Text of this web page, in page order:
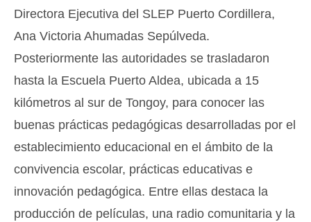
Directora Ejecutiva del SLEP Puerto Cordillera,
Ana Victoria Ahumadas Sepúlveda.
Posteriormente las autoridades se trasladaron
hasta la Escuela Puerto Aldea, ubicada a 15
kilómetros al sur de Tongoy, para conocer las
buenas prácticas pedagógicas desarrolladas por el
establecimiento educacional en el ámbito de la
convivencia escolar, prácticas educativas e
innovación pedagógica. Entre ellas destaca la
producción de películas, una radio comunitaria y la